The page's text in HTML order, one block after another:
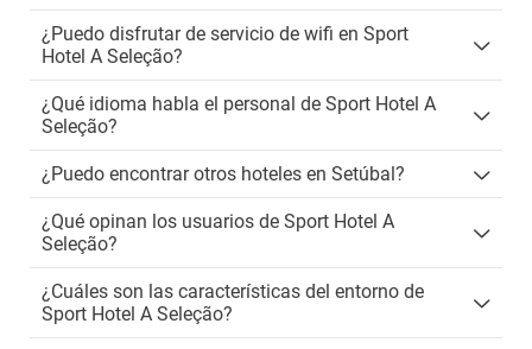
¿Puedo disfrutar de servicio de wifi en Sport
Hotel A Seleção?
¿Qué idioma habla el personal de Sport Hotel A
Seleção?
¿Puedo encontrar otros hoteles en Setúbal?
¿Qué opinan los usuarios de Sport Hotel A
Seleção?
¿Cuáles son las características del entorno de
Sport Hotel A Seleção?